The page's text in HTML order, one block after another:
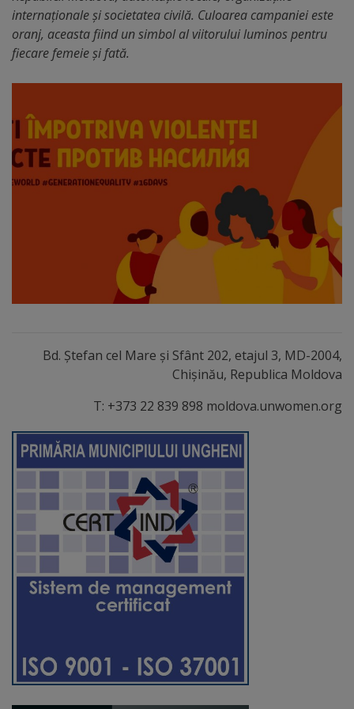
tarife
Înscrierea
în
grădiniță/Plăți
Înterprinderi
Comgaz-
de
Arhitectură
și
urbanism
Transparență
decizională
Proiecte
decizii
internaționale și societatea civilă. Culoarea campaniei este
oranj, aceasta fiind un simbol al viitorului luminos pentru
fiecare femeie și fată.
Bd. Ștefan cel Mare și Sfânt 202, etajul 3, MD-2004,
Chișinău, Republica Moldova
T: +373 22 839 898 moldova.unwomen.org